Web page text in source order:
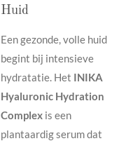
Huid
Een gezonde, volle huid
begint bij intensieve
hydratatie. Het INIKA
Hyaluronic Hydration
Complex is een
plantaardig serum dat